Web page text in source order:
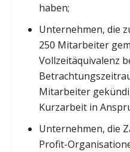
haben;
Unternehmen, die
250 Mitarbeiter
Vollzeitäquivalenz
Mitarbeiter
Kurzarbeit in
Unternehmen, die
Profit-